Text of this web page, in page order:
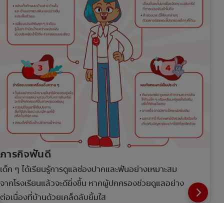
ภารกิจฟันดี
เด็ก ๆ ได้เรียนรู้การดูแลช่องปากและฟันอย่างเหมาะสม
จากโรงเรียนแล้วจะดียิ่งขึ้น หากผู้ปกครองช่วยดูแลอย่าง
ต่อเนื่องที่บ้านด้วยเคล็ดลับยิ้มใส